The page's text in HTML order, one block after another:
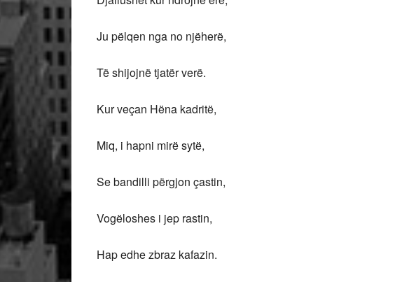
Ju pëlqen nga no njëherë,
Të shijojnë tjatër verë.
Kur veçan Hëna kadritë,
Miq, i hapni mirë sytë,
Se bandilli përgjon çastin,
Vogëloshes i jep rastin,
Hap edhe zbraz kafazin.